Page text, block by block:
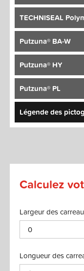
TECHNISEAL
Putzuna® BA-W
Putzuna® HY
Putzuna® PL
Légende des
Calculez
Largeur des
Longueur des